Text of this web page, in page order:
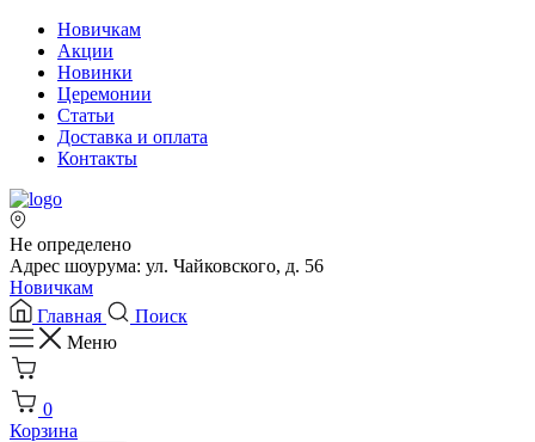
Новичкам
Акции
Новинки
Церемонии
Статьи
Доставка и оплата
Контакты
Не определено
Адрес шоурума: ул. Чайковского, д. 56
Новичкам
Главная
Поиск
Меню
0
Корзина